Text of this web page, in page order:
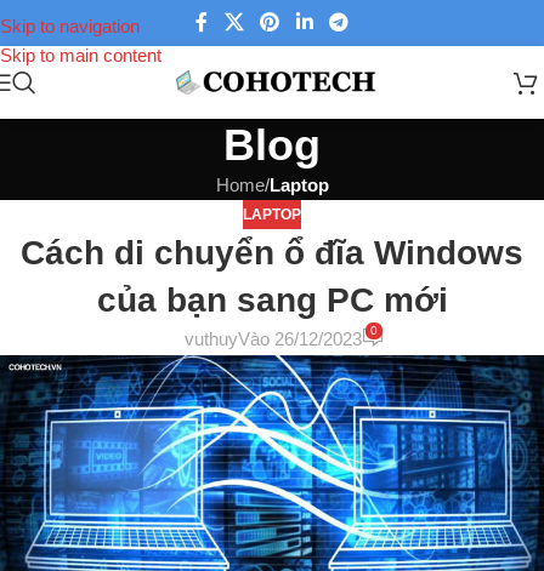
Skip to navigation
Skip to main content
Blog
Home/Laptop
LAPTOP
Cách di chuyển ổ đĩa Windows
của bạn sang PC mới
vuthuyVào 26/12/2023 0